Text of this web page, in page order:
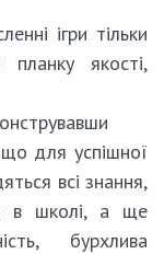
ігри тільки
планку якості,
що для успішної
всі знання,
в школі, а ще
бурхлива